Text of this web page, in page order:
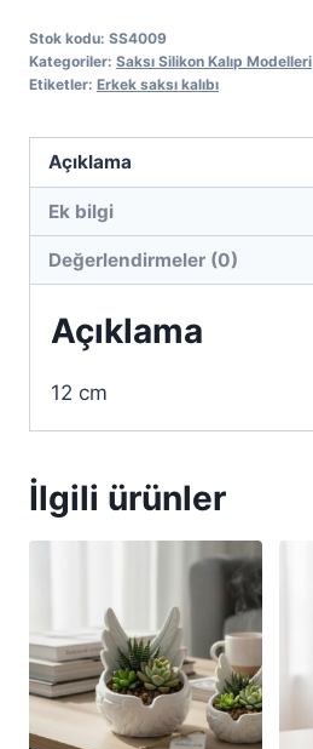
adet
Stok kodu: SS4009
Kategoriler: Saksı Silikon Kalıp Modelleri
Etiketler: Erkek saksı kalıbı
Açıklama
Ek bilgi
Değerlendirmeler (0)
Açıklama
12 cm
İlgili ürünler